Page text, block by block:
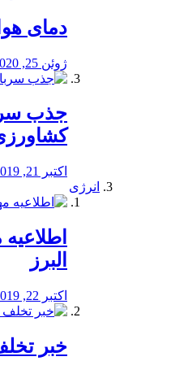
دمای
ژوئن 25, 2020
جذب
اکتبر 21, 2019
انرژی
البرز
اکتبر 22, 2019
خبر